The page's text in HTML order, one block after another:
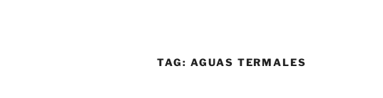
TAG: AGUAS TERMALES